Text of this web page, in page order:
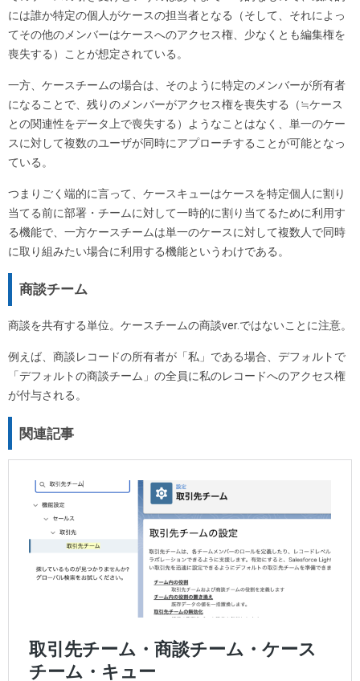
には誰か特定の個人がケースの担当者となる（そして、それによっ
てその他のメンバーはケースへのアクセス権、少なくとも編集権を
喪失する）ことが想定されている。
一方、ケースチームの場合は、そのように特定のメンバーが所有者
になることで、残りのメンバーがアクセス権を喪失する（≒ケース
との関連性をデータ上で喪失する）ようなことはなく、単一のケー
スに対して複数のユーザが同時にアプローチすることが可能となっ
ている。
つまりごく端的に言って、ケースキューはケースを特定個人に割り
当てる前に部署・チームに対して一時的に割り当てるために利用す
る機能で、一方ケースチームは単一のケースに対して複数人で同時
に取り組みたい場合に利用する機能というわけである。
商談チーム
商談を共有する単位。ケースチームの商談ver.ではないことに注意。
例えば、商談レコードの所有者が「私」である場合、デフォルトで
「デフォルトの商談チーム」の全員に私のレコードへのアクセス権
が付与される。
関連記事